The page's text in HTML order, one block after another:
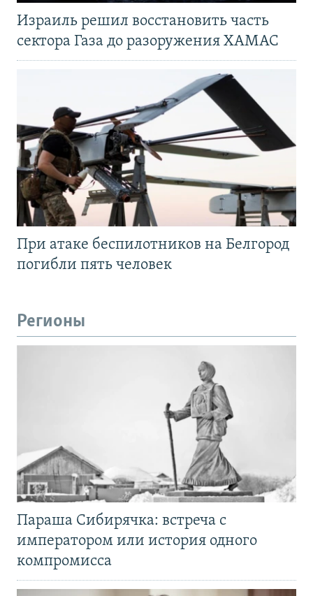
Израиль решил восстановить часть
сектора Газа до разоружения ХАМАС
При атаке беспилотников на Белгород
погибли пять человек
Регионы
Параша Сибирячка: встреча с
императором или история одного
компромисса